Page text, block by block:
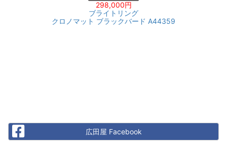
298,000円
ブライトリング
クロノマット ブラックバード A44359
Facebook 広田屋 Facebook